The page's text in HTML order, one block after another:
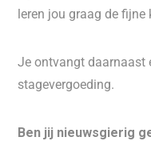
leren jou graag de fijne
Je ontvangt daarnaast
stagevergoeding.
Ben jij nieuwsgierig